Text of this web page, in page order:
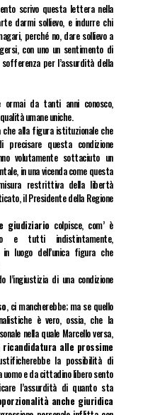
scrivo questa lettera nella
darmi sollievo, e indurre chi
perché no, dare sollievo a
con uno un sentimento di
per l’assurdità della
ormai da tanti anni conosco,
umane uniche.
che alla figura istituzionale che
questa condizione
volutamente sottaciuto un
in una vicenda come questa
restrittiva della libertà
il Presidente della Regione
giudiziariocolpisce, com’ è
e tutti indistintamente,
in luogo dell’unica figura che
l’ingiustizia di una condizione
, ci mancherebbe; ma se quello
è vero, ossia, che la
nella quale Marcello versa,
ricandidatura alle prossime
la possibilità di
e da cittadino libero sento
l’assurdità di quanto sta
anche giuridica